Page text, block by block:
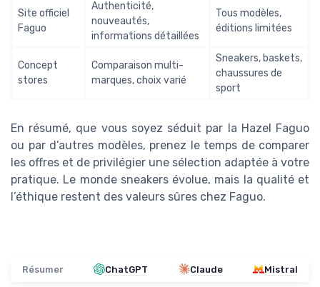
Site officiel
Faguo
Authenticité,
nouveautés,
informations détaillées
Tous modèles,
éditions limitées
Concept
stores
Comparaison multi-
marques, choix varié
Sneakers, baskets,
chaussures de
sport
En résumé, que vous soyez séduit par la Hazel Faguo
ou par d’autres modèles, prenez le temps de comparer
les offres et de privilégier une sélection adaptée à votre
pratique. Le monde sneakers évolue, mais la qualité et
l’éthique restent des valeurs sûres chez Faguo.
Résumer ChatGPT Claude Mistral